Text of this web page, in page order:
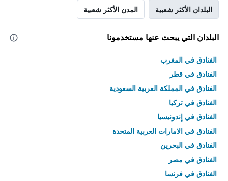
البلدان الأكثر شعبية المدن الأكثر شعبية
البلدان التي يبحث عنها مستخدمونا
الفنادق في المغرب
الفنادق في قطر
الفنادق في المملكة العربية السعودية
الفنادق في تركيا
الفنادق في إندونيسيا
الفنادق في الامارات العربية المتحدة
الفنادق في البحرين
الفنادق في مصر
الفنادق في فرنسا